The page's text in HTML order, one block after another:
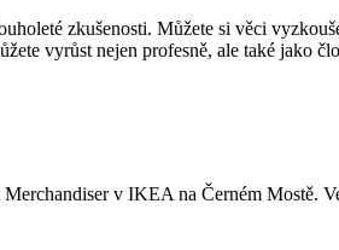
zkušenosti. Můžete si věci
vyrůst nejen profesně, ale také jako
v IKEA na Černém